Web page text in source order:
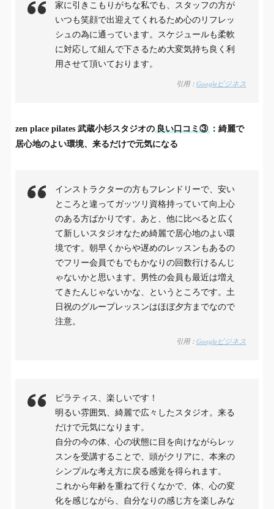
家に引きこもりがちな私でも、スタッフの方が
いつも笑顔で出迎えてくれるため心のリフレッ
シュの為に通っています。スケジュールも柔軟
に対応して組んで下さるため大変気持ち良く利
用させて頂いております。
引用： Googleビジネス
zen place pilates 武蔵小杉スタジオの 良い口コミ③ ：綺麗で
居心地のよい環境、来るだけで元気になる
インストラクターの方もフレンドリーで、安い
ところと違ってガッツリ資格持っていて向上心
のある方ばかりです。あと、他に比べると広く
て新しいスタジオなため綺麗で居心地のよい環
境です。朝早くからや遅めのレッスンもあるの
でフリー会員でもでもかなりの回数行けるんじ
ゃないかと思います。男性の会員も最近は増え
てきたんじゃないかな、というところです。土
日祝のグループレッスンはほぼ夕方までなので
注意。
引用： Googleビジネス
ピラティス、楽しいです！
明るい雰囲気、綺麗で広々したスタジオ。来る
だけで元気になります。
自分の今の体、心の状態に目を向けながらレッ
スンを受講することで、頭がクリアに、本来の
シンプルな考え方に戻る感覚を得られます。
これから年齢を重ねて行くなかで、体、心の変
化を感じながら、自分なりの感じ方を楽しみな